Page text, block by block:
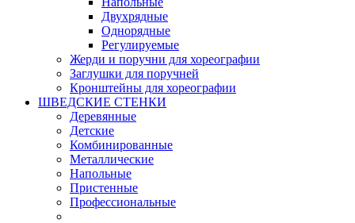
Двухрядные
Однорядные
Регулируемые
Жерди и поручни для хореографии
Заглушки для поручней
Кронштейны для хореографии
ШВЕДСКИЕ СТЕНКИ
Деревянные
Детские
Комбинированные
Металлические
Напольные
Пристенные
Профессиональные